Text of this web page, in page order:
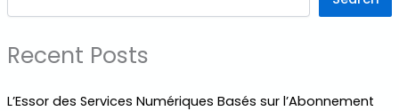
Recent Posts
L’Essor des Services Numériques Basés sur l’Abonnement